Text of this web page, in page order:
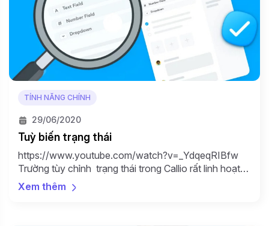
TÍNH NĂNG CHÍNH
29/06/2020
Tuỳ biến trạng thái
https://www.youtube.com/watch?v=_YdqeqRIBfw
Trường tùy chỉnh trạng thái trong Callio rất linh hoạt
và có thể được sử dụng cho nhiều mục đích khác
nhau. Chúng cho phép bạn lưu trữ các bước cập nhật
Xem thêm